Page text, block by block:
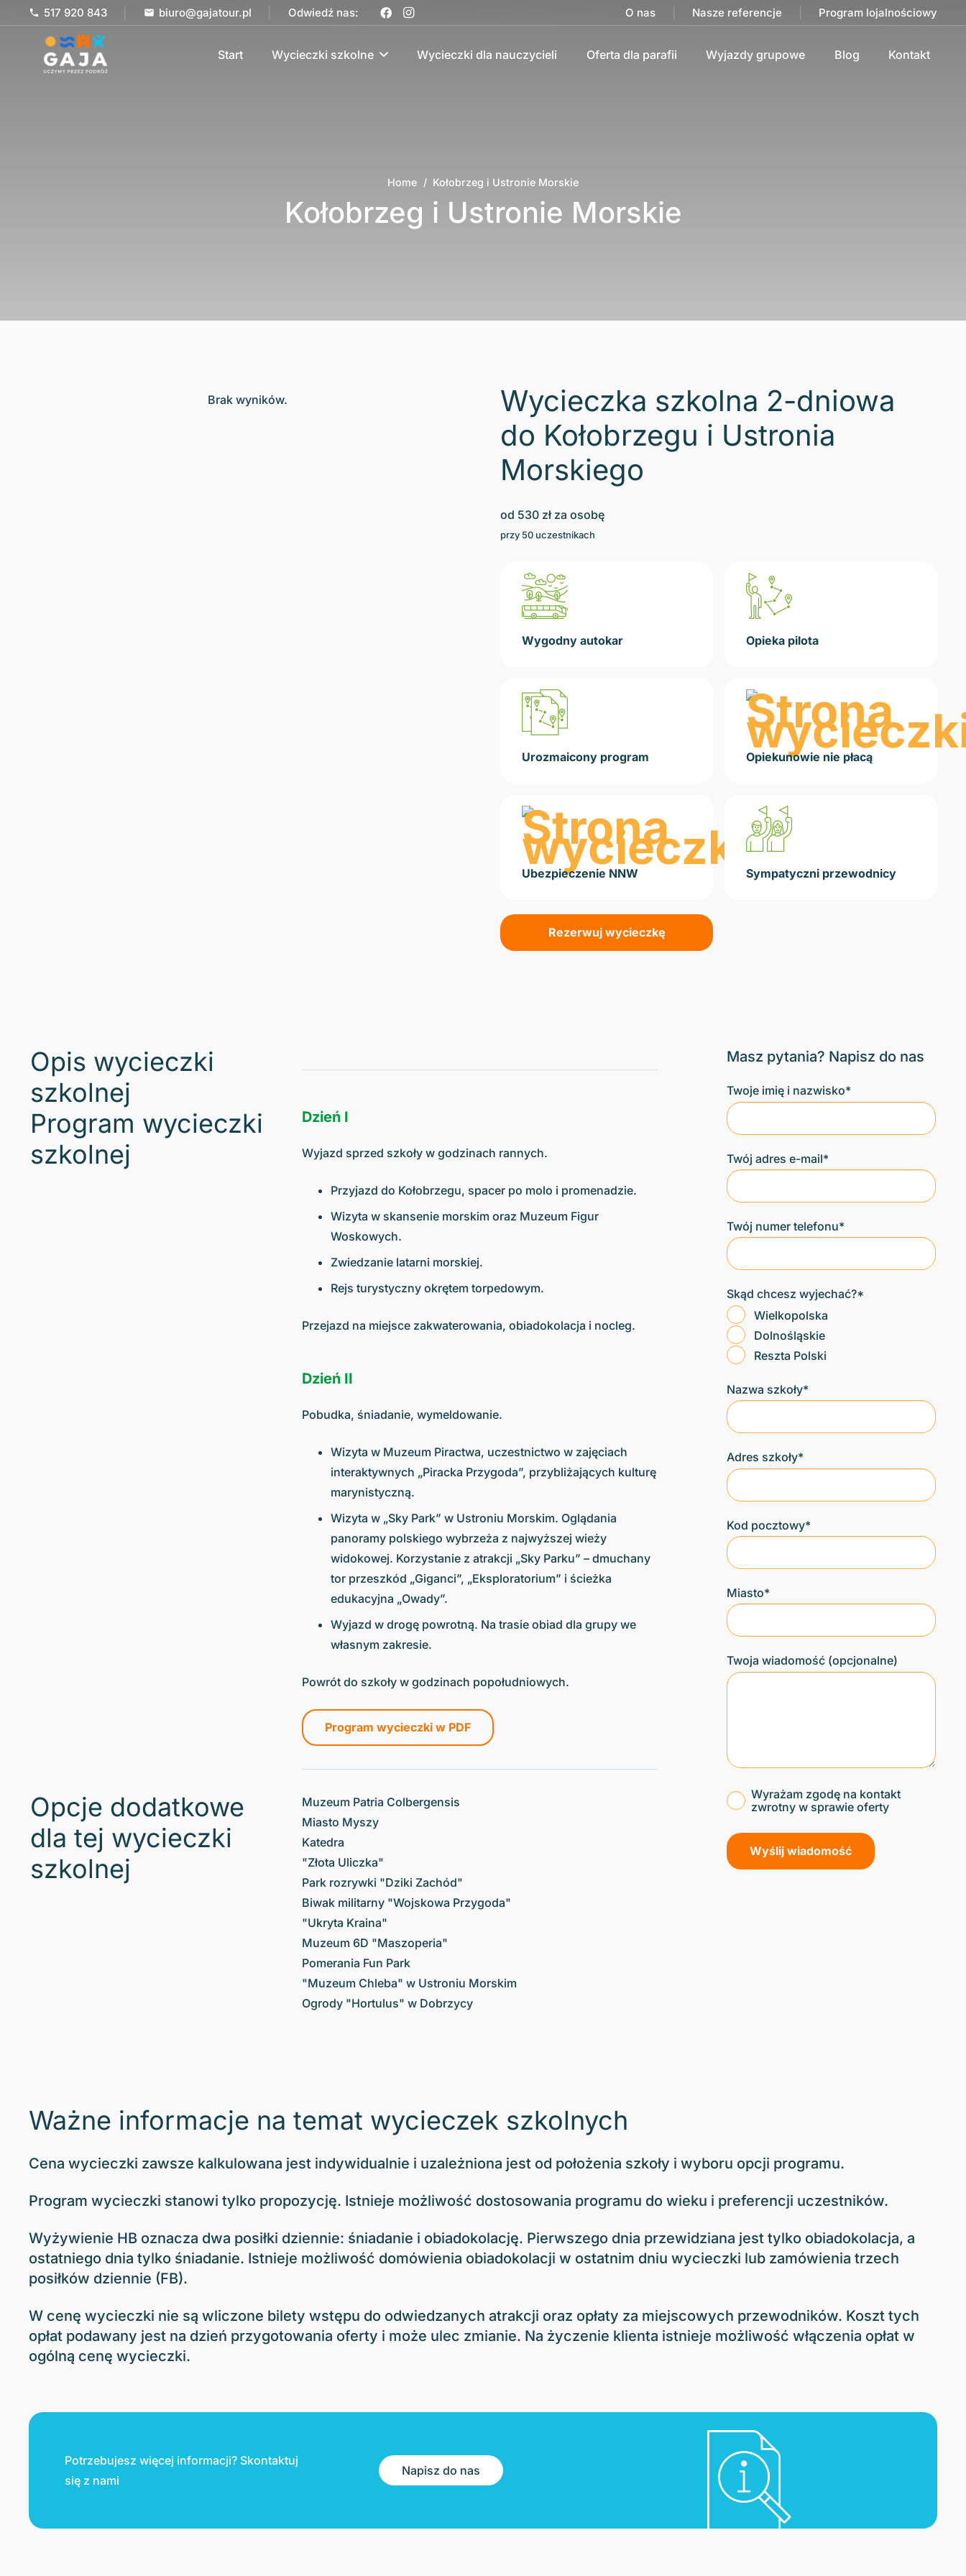
phone 517 920 843 mail biuro@gajatour.pl Odwiedź nas: O nas Nasze referencje Program lojalnościowy
Start Wycieczki szkolne Wycieczki dla nauczycieli Oferta dla parafii Wyjazdy grupowe Blog Kontakt
Home / Kołobrzeg i Ustronie Morskie
Kołobrzeg i Ustronie Morskie
Brak wyników.
Wycieczka szkolna 2-dniowa
do Kołobrzegu i Ustronia
Morskiego
od 530 zł za osobę
przy50 uczestnikach
Wygodny autokar Opieka pilota
Urozmaicony program Opiekunowie nie płacą
Ubezpieczenie NNW Sympatyczni przewodnicy
Rezerwuj wycieczkę
Opis wycieczki
szkolnej
Program wycieczki
szkolnej
Dzień I
Wyjazd sprzed szkoły w godzinach rannych.
Przyjazd do Kołobrzegu, spacer po molo i promenadzie.
Wizyta w skansenie morskim oraz Muzeum Figur
Woskowych.
Zwiedzanie latarni morskiej.
Rejs turystyczny okrętem torpedowym.
Przejazd na miejsce zakwaterowania, obiadokolacja i nocleg.
Dzień II
Pobudka, śniadanie, wymeldowanie.
Wizyta w Muzeum Piractwa, uczestnictwo w zajęciach
interaktywnych „Piracka Przygoda”, przybliżających kulturę
marynistyczną.
Wizyta w „Sky Park” w Ustroniu Morskim. Oglądania
panoramy polskiego wybrzeża z najwyższej wieży
widokowej. Korzystanie z atrakcji „Sky Parku” – dmuchany
tor przeszkód „Giganci”, „Eksploratorium” i ścieżka
edukacyjna „Owady”.
Wyjazd w drogę powrotną. Na trasie obiad dla grupy we
własnym zakresie.
Powrót do szkoły w godzinach popołudniowych.
Program wycieczki w PDF
Opcje dodatkowe
dla tej wycieczki
szkolnej
Muzeum Patria Colbergensis
Miasto Myszy
Katedra
"Złota Uliczka"
Park rozrywki "Dziki Zachód"
Biwak militarny "Wojskowa Przygoda"
"Ukryta Kraina"
Muzeum 6D "Maszoperia"
Pomerania Fun Park
"Muzeum Chleba" w Ustroniu Morskim
Ogrody "Hortulus" w Dobrzycy
Masz pytania? Napisz do nas
Twoje imię i nazwisko*
Twój adres e-mail*
Twój numer telefonu*
Skąd chcesz wyjechać?*
Wielkopolska
Dolnośląskie
Reszta Polski
Nazwa szkoły*
Adres szkoły*
Kod pocztowy*
Miasto*
Twoja wiadomość (opcjonalne)
Wyrażam zgodę na kontakt
zwrotny w sprawie oferty
Ważne informacje na temat wycieczek szkolnych
Cena wycieczki zawsze kalkulowana jest indywidualnie i uzależniona jest od położenia szkoły i wyboru opcji programu.
Program wycieczki stanowi tylko propozycję. Istnieje możliwość dostosowania programu do wieku i preferencji uczestników.
Wyżywienie HB oznacza dwa posiłki dziennie: śniadanie i obiadokolację. Pierwszego dnia przewidziana jest tylko obiadokolacja, a
ostatniego dnia tylko śniadanie. Istnieje możliwość domówienia obiadokolacji w ostatnim dniu wycieczki lub zamówienia trzech
posiłków dziennie (FB).
W cenę wycieczki nie są wliczone bilety wstępu do odwiedzanych atrakcji oraz opłaty za miejscowych przewodników. Koszt tych
opłat podawany jest na dzień przygotowania oferty i może ulec zmianie. Na życzenie klienta istnieje możliwość włączenia opłat w
ogólną cenę wycieczki.
Potrzebujesz więcej informacji? Skontaktuj
się z nami
Napisz do nas